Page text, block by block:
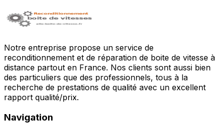
Notre entreprise propose un service de
reconditionnement et de réparation de boite de vitesse à
distance partout en France. Nos clients sont aussi bien
des particuliers que des professionnels, tous à la
recherche de prestations de qualité avec un excellent
rapport qualité/prix.
Navigation